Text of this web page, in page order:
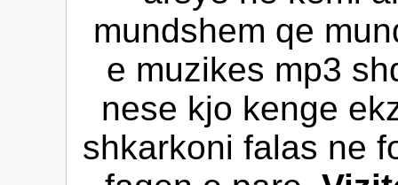
mundshem qe
e muzikes mp3
nese kjo kenge
shkarkoni falas ne